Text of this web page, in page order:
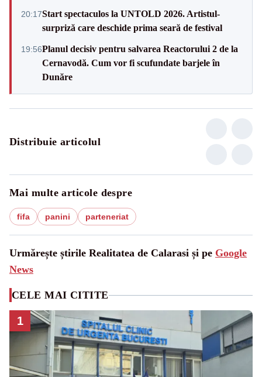
20:17Start spectaculos la UNTOLD 2026. Artistul-
surpriză care deschide prima seară de festival
19:56Planul decisiv pentru salvarea Reactorului 2 de la
Cernavodă. Cum vor fi scufundate barjele în
Dunăre
Distribuie articolul
Mai multe articole despre
fifa panini parteneriat
Urmărește știrile Realitatea de Calarasi și pe Google
News
CELE MAI CITITE
1